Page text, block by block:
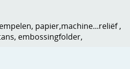
papier,machine...reliëf ,
embossingfolder,